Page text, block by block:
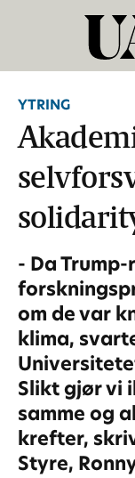
YTRING
- Da
om de var
klima,
Slikt gjør vi
samme og
krefter,
Styre,